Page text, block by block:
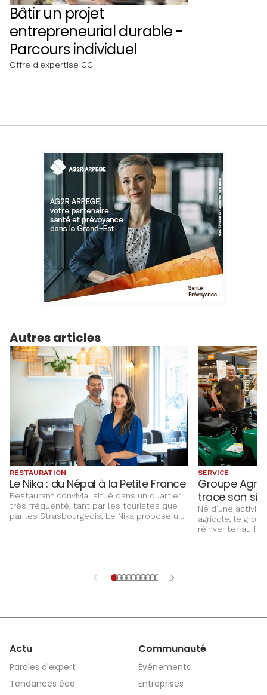
Bâtir un projet
entrepreneurial durable -
Parcours individuel
Offre d'expertise CCI
Autres articles
RESTAURATION
Le Nika : du Népal à la Petite France
Restaurant convivial situé dans un quartier
très fréquenté, tant par les touristes que
par les Strasbourgeois, Le Nika propose une
SERVICE
Groupe Agri
trace son
Né d’une
agricole, le
réinventer au fil
Actu
Paroles d'expert
Tendances éco
Communauté
Événements
Entreprises